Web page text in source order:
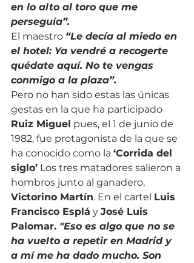
en lo alto al toro que me
perseguía”.
El maestro “Le decía al miedo en
el hotel: Ya vendré a recogerte
quédate aquí. No te vengas
conmigo a la plaza”.
Pero no han sido estas las únicas
gestas en la que ha participado
Ruiz Miguel pues, el 1 de junio de
1982, fue protagonista de la que se
ha conocido como la ‘Corrida del
siglo’ Los tres matadores salieron a
hombros junto al ganadero,
Victorino Martín. En el cartel Luis
Francisco Esplá y José Luis
Palomar. "Eso es algo que no se
ha vuelto a repetir en Madrid y
a mí me ha dado mucho. Son